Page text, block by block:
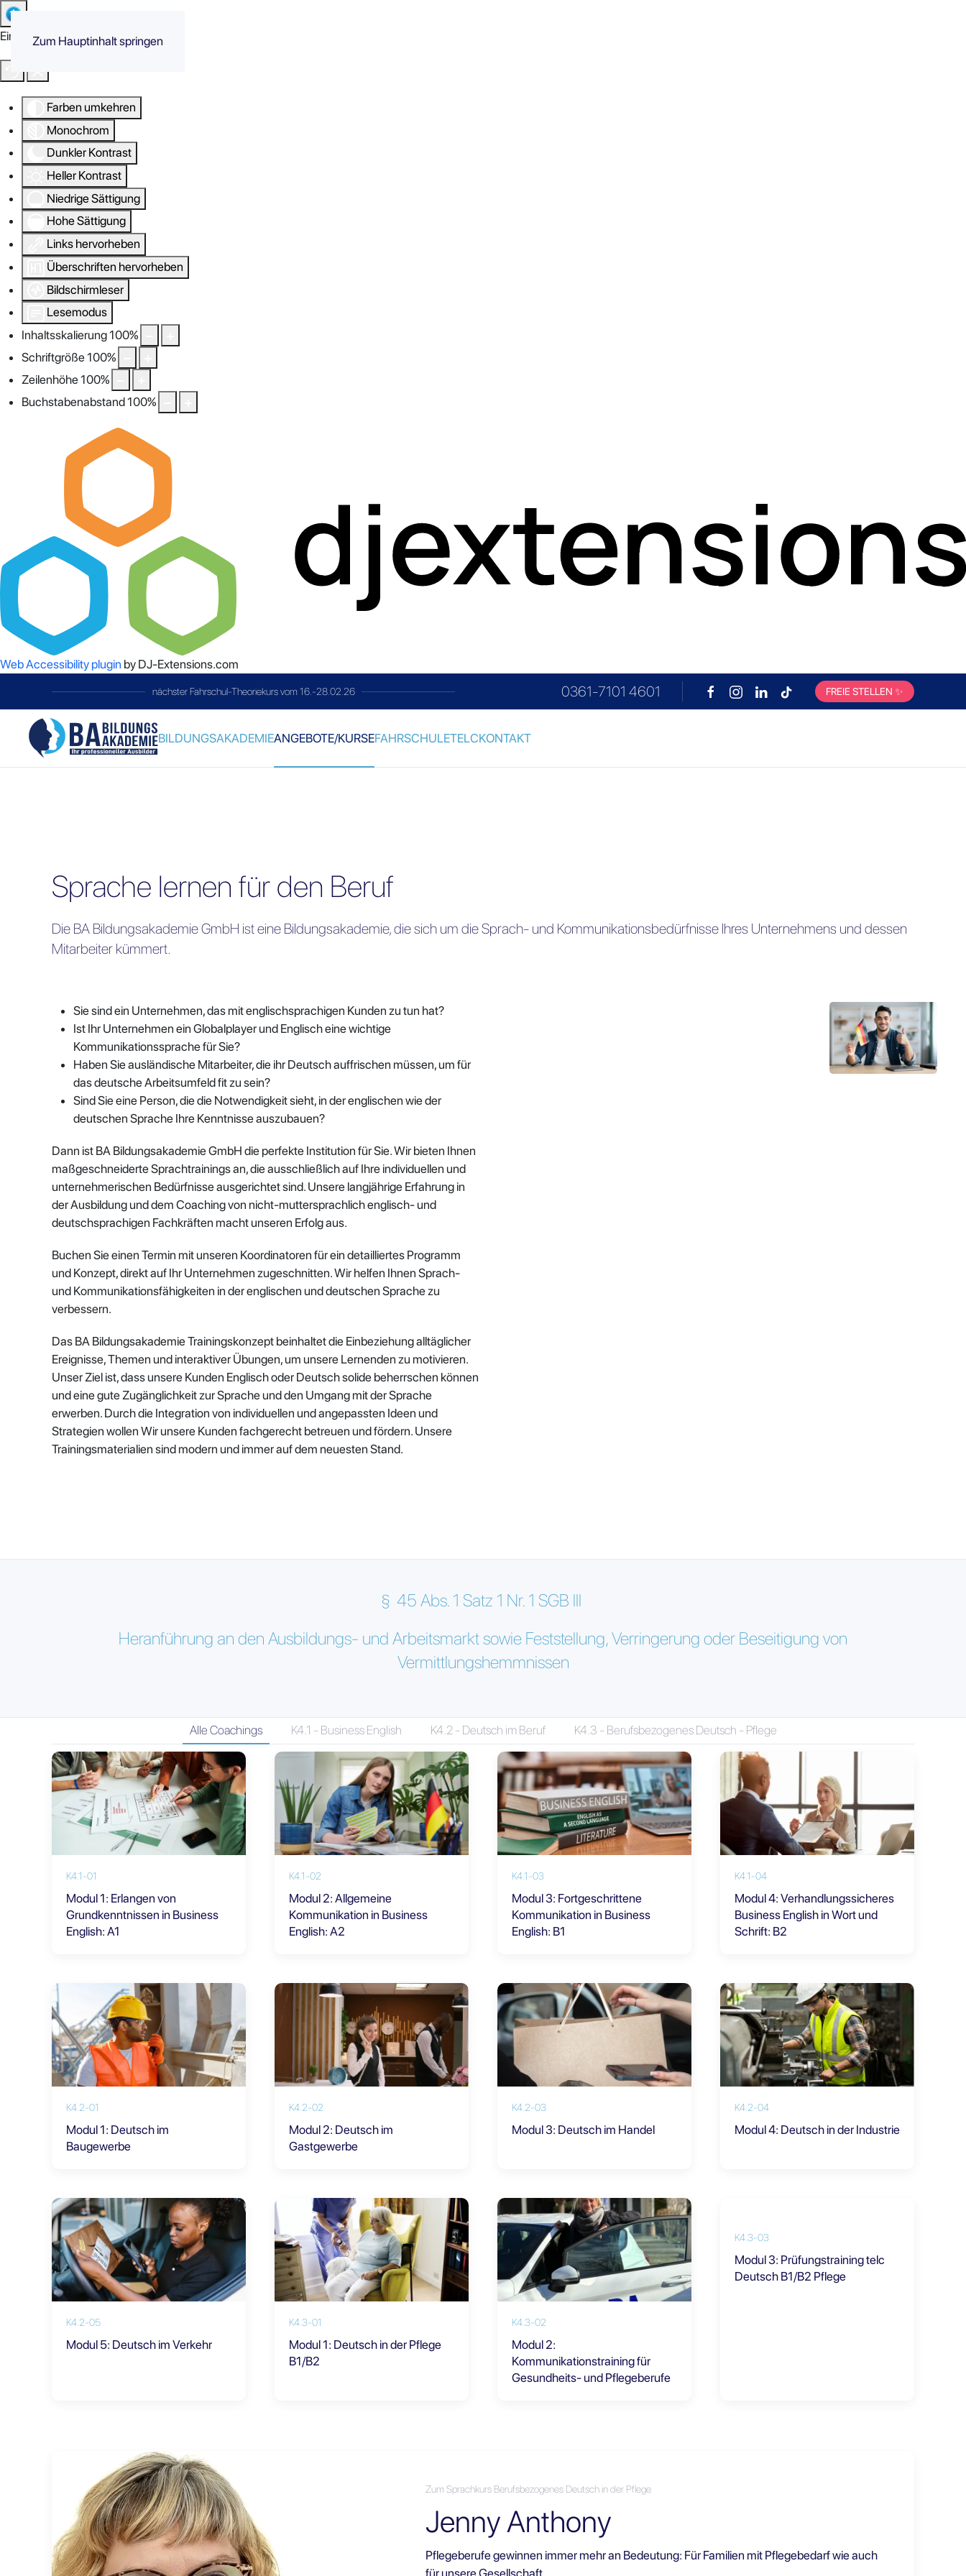
Eingabehilfen öffnen
Farben umkehren
Monochrom
Dunkler Kontrast
Heller Kontrast
Niedrige Sättigung
Hohe Sättigung
Links hervorheben
Überschriften hervorheben
Bildschirmleser
Lesemodus
Inhaltsskalierung100%
Schriftgröße100%
Zeilenhöhe100%
Buchstabenabstand100%
Web Accessibility plugin by DJ-Extensions.com
Zum Hauptinhalt springen
telc-Prüfungimmer am letzten Samstag im Monat 0361-7101 4601 FREIE STELLEN ✨
BILDUNGSAKADEMIEANGEBOTE/KURSEFAHRSCHULETELCKONTAKT
Sprache lernen für den Beruf
Die BA Bildungsakademie GmbH ist eine Bildungsakademie, die sich um die Sprach- und Kommunikationsbedürfnisse Ihres Unternehmens und dessen
Mitarbeiter kümmert.
Sie sind ein Unternehmen, das mit englischsprachigen Kunden zu tun hat?
Ist Ihr Unternehmen ein Globalplayer und Englisch eine wichtige
Kommunikationssprache für Sie?
Haben Sie ausländische Mitarbeiter, die ihr Deutsch auffrischen müssen, um für
das deutsche Arbeitsumfeld fit zu sein?
Sind Sie eine Person, die die Notwendigkeit sieht, in der englischen wie der
deutschen Sprache Ihre Kenntnisse auszubauen?
Dann ist BA Bildungsakademie GmbH die perfekte Institution für Sie. Wir bieten Ihnen
maßgeschneiderte Sprachtrainings an, die ausschließlich auf Ihre individuellen und
unternehmerischen Bedürfnisse ausgerichtet sind. Unsere langjährige Erfahrung in
der Ausbildung und dem Coaching von nicht-muttersprachlich englisch- und
deutschsprachigen Fachkräften macht unseren Erfolg aus.
Buchen Sie einen Termin mit unseren Koordinatoren für ein detailliertes Programm
und Konzept, direkt auf Ihr Unternehmen zugeschnitten. Wir helfen Ihnen Sprach-
und Kommunikationsfähigkeiten in der englischen und deutschen Sprache zu
verbessern.
Das BA Bildungsakademie Trainingskonzept beinhaltet die Einbeziehung alltäglicher
Ereignisse, Themen und interaktiver Übungen, um unsere Lernenden zu motivieren.
Unser Ziel ist, dass unsere Kunden Englisch oder Deutsch solide beherrschen können
und eine gute Zugänglichkeit zur Sprache und den Umgang mit der Sprache
erwerben. Durch die Integration von individuellen und angepassten Ideen und
Strategien wollen Wir unsere Kunden fachgerecht betreuen und fördern. Unsere
Trainingsmaterialien sind modern und immer auf dem neuesten Stand.
§ 45 Abs. 1 Satz 1 Nr. 1 SGB III
Heranführung an den Ausbildungs- und Arbeitsmarkt sowie Feststellung, Verringerung oder Beseitigung von
Vermittlungshemmnissen
Alle Coachings K4.1 - Business English K4.2 - Deutsch im Beruf K4.3 - Berufsbezogenes Deutsch - Pflege
K4.1-01
Modul 1: Erlangen von
Grundkenntnissen in Business
English: A1
K4.1-02
Modul 2: Allgemeine
Kommunikation in Business
English: A2
K4.1-03
Modul 3: Fortgeschrittene
Kommunikation in Business
English: B1
K4.1-04
Modul 4: Verhandlungssicheres
Business English in Wort und
Schrift: B2
K4.2-01
Modul 1: Deutsch im
Baugewerbe
K4.2-02
Modul 2: Deutsch im
Gastgewerbe
K4.2-03
Modul 3: Deutsch im Handel
K4.2-04
Modul 4: Deutsch in der Industrie
K4.2-05
Modul 5: Deutsch im Verkehr
K4.3-01
Modul 1: Deutsch in der Pflege
B1/B2
K4.3-02
Modul 2:
Kommunikationstraining für
Gesundheits- und Pflegeberufe
K4.3-03
Modul 3: Prüfungstraining telc
Deutsch B1/B2 Pflege
Zum Sprachkurs Berufsbezogenes Deutsch in der Pflege
Jenny Anthony
Pflegeberufe gewinnen immer mehr an Bedeutung: Für Familien mit Pflegebedarf wie auch
für unsere Gesellschaft.